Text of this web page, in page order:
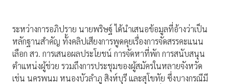
ระหว่างการอภิปราย นายพริษฐ์ ได้นำเสนอข้อมูลที่อ้างว่าเป็น
หลักฐานสำคัญ ทั้งคลิปเสียงการพูดคุยเรื่องการจัดสรรคะแนน
เลือก สว. การเสนอผลประโยชน์ การจัดหาที่พัก การสนับสนุน
ตำแหน่งผู้ช่วย รวมถึงการประชุมของผู้สมัครในหลายจังหวัด
เช่น นครพนม หนองบัวลำภู สิงห์บุรี และสุโขทัย ซึ่งบางกรณีมี